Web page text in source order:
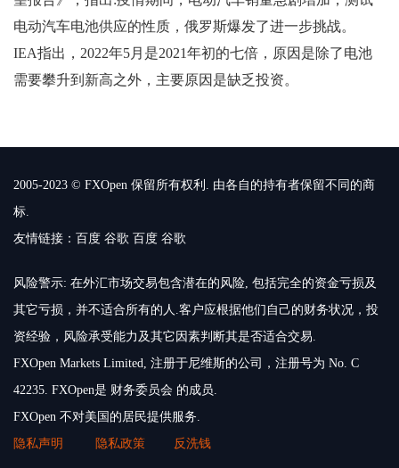
电动汽车电池供应的性质，俄罗斯爆发了进一步挑战。
IEA指出，2022年5月是2021年初的七倍，原因是除了电池
需要攀升到新高之外，主要原因是缺乏投资。
2005-2023 © FXOpen 保留所有权利. 由各自的持有者保留不同的商
标.
友情链接： 百度 谷歌 百度 谷歌
风险警示: 在外汇市场交易包含潜在的风险, 包括完全的资金亏损及
其它亏损，并不适合所有的人.客户应根据他们自己的财务状况，投
资经验，风险承受能力及其它因素判断其是否适合交易.
FXOpen Markets Limited, 注册于尼维斯的公司，注册号为 No. C
42235. FXOpen是 财务委员会 的成员.
FXOpen 不对美国的居民提供服务.
隐私声明
隐私政策 反洗钱